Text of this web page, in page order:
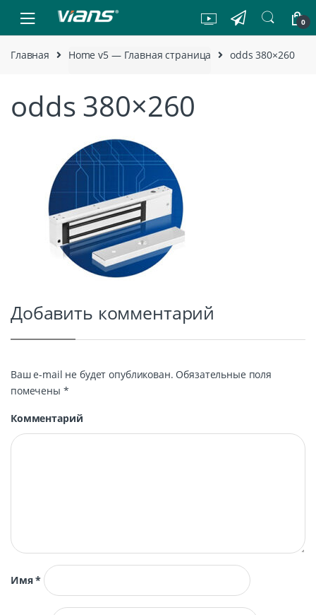
Skip to navigation
Skip to content
0
Главная Home v5 — Главная страница odds 380×260
odds 380×260
Добавить комментарий
Ваш e-mail не будет опубликован. Обязательные поля
помечены *
Комментарий
Имя*